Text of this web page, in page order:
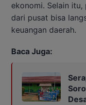
ekonomi. Selain
dari pusat bisa
keuangan daerah.
Baca Juga: